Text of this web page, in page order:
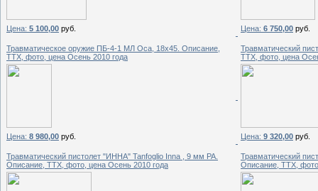
Цена: 5 100,00 руб. Цена: 6 750,00 руб.
Травматическое оружие ПБ-4-1 МЛ Оса, 18х45. Описание,
ТТХ, фото, цена Осень 2010 года
Травматический
ТТХ, фото, цена
Цена: 8 980,00 руб. Цена: 9 320,00 руб.
Травматический пистолет "ИННА" Tanfoglio Inna , 9 мм РА.
Описание, ТТХ, фото, цена Осень 2010 года
Травматический
Описание, ТТХ,